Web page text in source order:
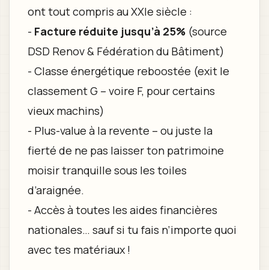
ont tout compris au XXIe siècle :
- Facture réduite jusqu’à 25%(source
DSD Renov & Fédération du Bâtiment)
- Classe énergétique reboostée (exit le
classement G – voire F, pour certains
vieux machins)
- Plus-value à la revente – ou juste la
fierté de ne pas laisser ton patrimoine
moisir tranquille sous les toiles
d’araignée.
- Accès à toutes les aides financières
nationales… sauf si tu fais n’importe quoi
avec tes matériaux !